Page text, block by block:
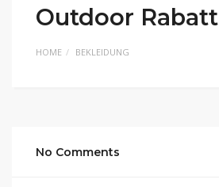
Outdoor Rabatt
HOME BEKLEIDUNG
No Comments